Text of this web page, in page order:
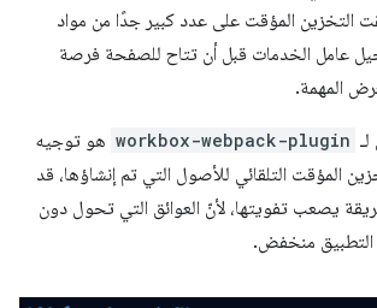
التخزين المؤقت على عدد كبير جدًا من مواد
عامل الخدمات قبل أن تتاح للصفحة فرصة
المهمة.
workbox-webpack-plugin هو توجيه
المؤقت التلقائي للأصول التي تم إنشاؤها، قد
يصعب تفويتها، لأنّ العوائق التي تحول دون
التطبيق منخفض.